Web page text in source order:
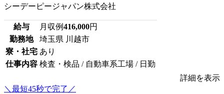
シーデーピージャパン株式会社
給与 月収例416,000円
勤務地
埼玉県 川越市
寮・社宅 あり
仕事内容 検査・検品 / 自動車系工場 / 日勤
詳細を表示
＼最短45秒で完了／